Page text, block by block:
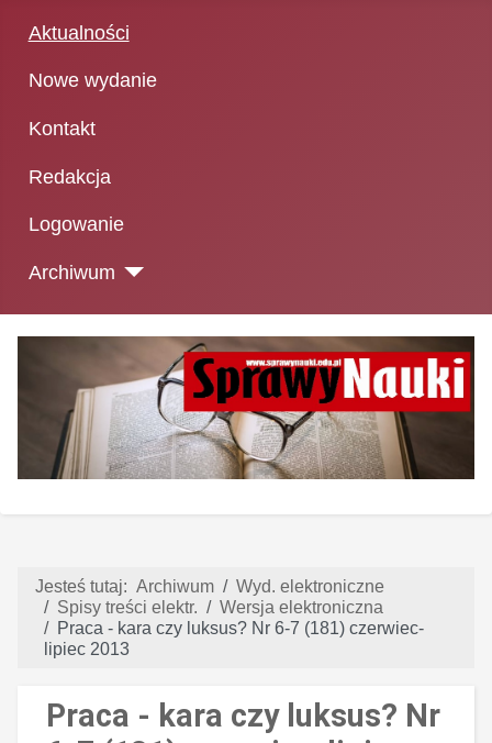
Aktualności
Nowe wydanie
Kontakt
Redakcja
Logowanie
Archiwum
Jesteś tutaj: Archiwum
Wyd. elektroniczne
Spisy treści elektr.
Wersja elektroniczna
Praca - kara czy luksus? Nr 6-7 (181) czerwiec-
lipiec 2013
Praca - kara czy luksus? Nr